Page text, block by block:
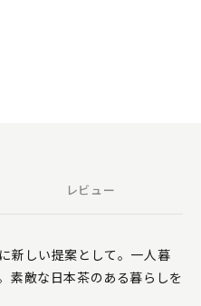
レビュー
新しい提案として。一人暮
素敵な日本茶のある暮らしを